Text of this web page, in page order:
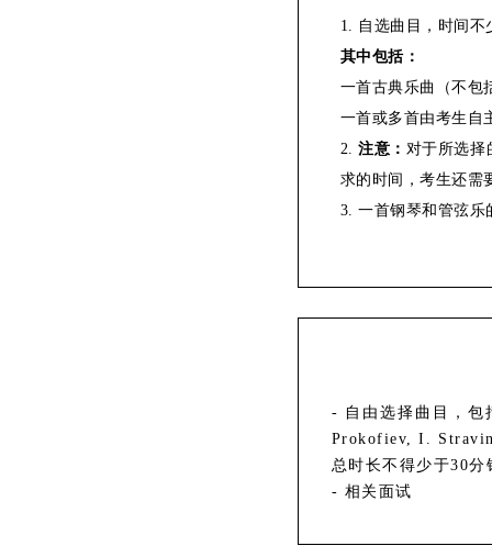
1. 自选曲目，时间不
其中包括：
一首古典乐曲（不包
一首或多首由考生自
2.注意： 对于所选择
求的时间，考生还需
3. 一首钢琴和管弦乐
- 自由选择曲目，包
Prokofiev, I.
总时长不得少于30
- 相关面试